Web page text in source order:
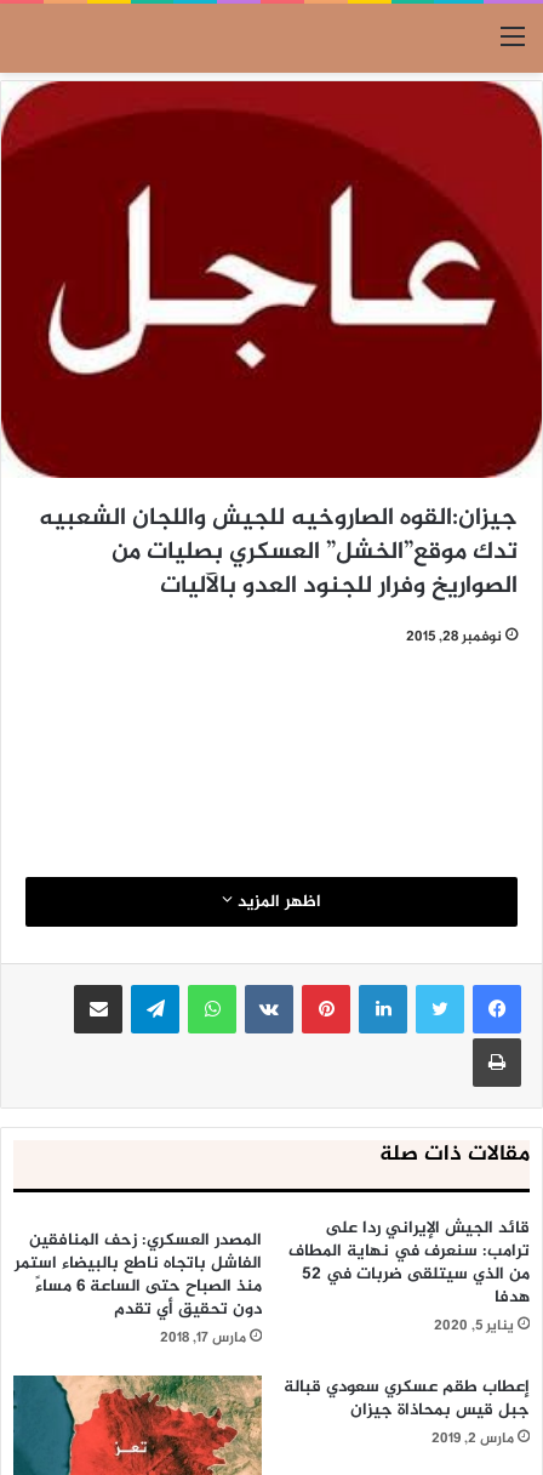
القائمة
جيزان:القوه الصاروخيه للجيش واللجان الشعبيه
تدك موقع”الخشل” العسكري بصليات من
الصواريخ وفرار للجنود العدو بالآليات
نوفمبر 28, 2015
اظهر المزيد
لينكدإنبينتيريست واتساب تيلقرام مشاركة عبر البريد
طباعة
مقالات ذات صلة
قائد الجيش الإيراني ردا على
ترامب: سنعرف في نهاية المطاف
من الذي سيتلقى ضربات في 52
هدفا
يناير 5, 2020
المصدر العسكري: زحف المنافقين
الفاشل باتجاه ناطع بالبيضاء استمر
منذ الصباح حتى الساعة 6 مساءً
دون تحقيق أي تقدم
مارس 17, 2018
إعطاب طقم عسكري سعودي قبالة
جبل قيس بمحاذاة جيزان
مارس 2, 2019